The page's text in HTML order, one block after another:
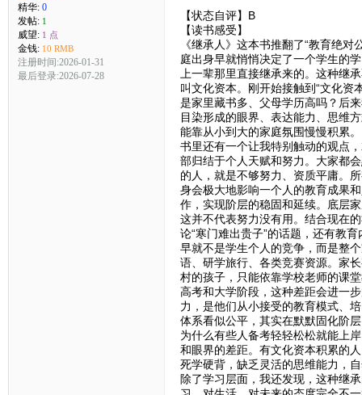
精华: 0
发帖: 1
威望: 1 点
金钱: 10 RMB
注册时间:2026-01-31
最后登录:2026-07-28
【状态自评】B
【读书感受】
《继承人》这本书推翻了“教育绝
庭出身早就悄悄决定了一个学生的
上一辈那里直接继承来的。这种继
叫文化资本。刚开始接触到“文化资
是家里藏书多、父母学历高吗？后
目染形成的眼界、表达能力、思维
能靠从小到大的家庭氛围慢慢积累。
书里还有一个让我特别触动的观点
部归结于个人天赋和努力。大家都
的人，就是不够努力、资质平庸。
身会极大地影响一个人的教育成果
作，实现阶层的稳固和延续。底层
这并不代表努力没有用。结合现在
论“寒门难出贵子”的话题，还有教
早就不是学生个人的竞争，而是整
语、研学旅行、各类竞赛资源。家
村的孩子，只能依靠学校老师的课
高考和大学阶段，这种差距会进一
力，是他们从小接受的教育模式、
体系看似公平，其实在默默固化阶
为什么有些人备考轻轻松松就能上
和眼界的差距。有文化资本积累的
死学硬背，缺乏灵活的思维能力，
除了学习层面，我还发现，这种继